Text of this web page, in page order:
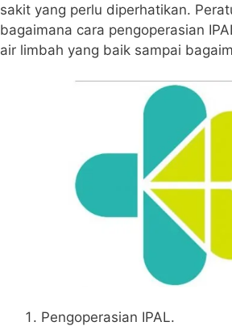
sakit yang perlu diperhatikan.
bagaimana cara pengoperasian
air limbah yang baik sampai
Pengoperasian IPAL.